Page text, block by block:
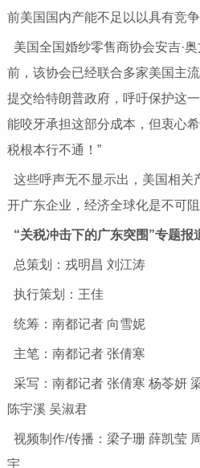
前美国国内产能不足以以具有竞争
美国全国婚纱零售商协会安吉·
前，该协会已经联合多家美国主
提交给特朗普政府，呼吁保护这
能咬牙承担这部分成本，但衷心
税根本行不通！”
这些呼声无不显示出，美国相关
开广东企业，经济全球化是不可阻
“关税冲击下的广东突围”专题报
总策划：戎明昌 刘江涛
执行策划：王佳
统筹：南都记者 向雪妮
主笔：南都记者 张倩寒
采写：南都记者 张倩寒 杨苓妍
陈宇溪 吴淑君
视频制作/传播：梁子珊 薛凯莹
宇